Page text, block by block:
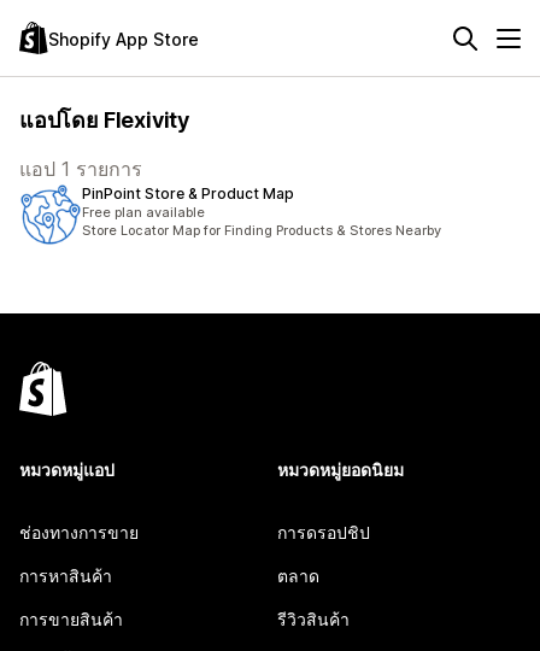
Shopify App Store
แอปโดย Flexivity
แอป 1 รายการ
PinPoint Store & Product Map
Free plan available
Store Locator Map for Finding Products & Stores Nearby
หมวดหมู่แอป
ช่องทางการขาย
การหาสินค้า
การขายสินค้า
หมวดหมู่ยอดนิยม
การดรอปชิป
ตลาด
รีวิวสินค้า